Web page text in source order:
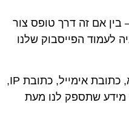
בין אם זה דרך טופס צור
לעמוד הפייסבוק שלנו
המידע הזה לרוב כולל שם מלא, כתובת אימייל, כתובת IP,
מידע שתספק לנו מעת